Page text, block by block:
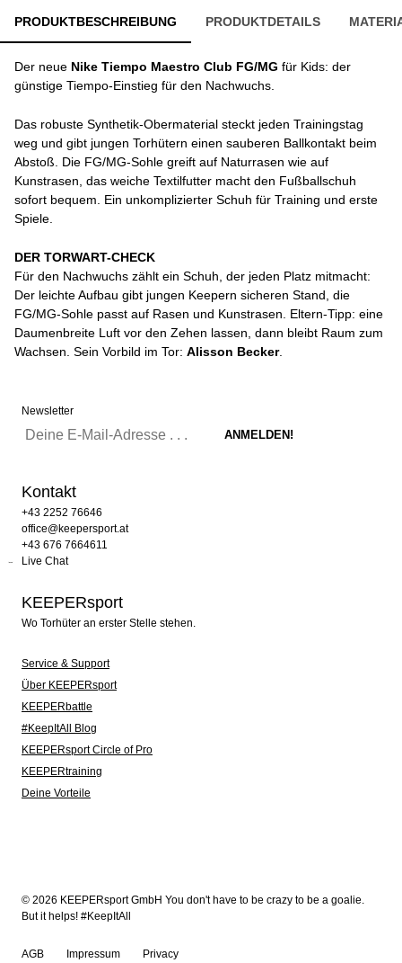
PRODUKTBESCHREIBUNG PRODUKTDETAILS
Der neue Nike Tiempo Maestro Club FG/MG für Kids: der
günstige Tiempo-Einstieg für den Nachwuchs.
Das robuste Synthetik-Obermaterial steckt jeden Trainingstag
weg und gibt jungen Torhütern einen sauberen Ballkontakt beim
Abstoß. Die FG/MG-Sohle greift auf Naturrasen wie auf
Kunstrasen, das weiche Textilfutter macht den Fußballschuh
sofort bequem. Ein unkomplizierter Schuh für Training und erste
Spiele.
DER TORWART-CHECK
Für den Nachwuchs zählt ein Schuh, der jeden Platz mitmacht:
Der leichte Aufbau gibt jungen Keepern sicheren Stand, die
FG/MG-Sohle passt auf Rasen und Kunstrasen. Eltern-Tipp: eine
Daumenbreite Luft vor den Zehen lassen, dann bleibt Raum zum
Wachsen. Sein Vorbild im Tor: Alisson Becker.
Newsletter
Kontakt
+43 2252 76646
office@keepersport.at
+43 676 7664611
Live Chat
KEEPERsport
Wo Torhüter an erster Stelle stehen.
Service & Support
Über KEEPERsport
KEEPERbattle
#KeepItAll Blog
KEEPERsport Circle of Pro
KEEPERtraining
Deine Vorteile
© 2026 KEEPERsport GmbH You don't have to be crazy to be a goalie.
But it helps! #KeepItAll
AGB Impressum Privacy